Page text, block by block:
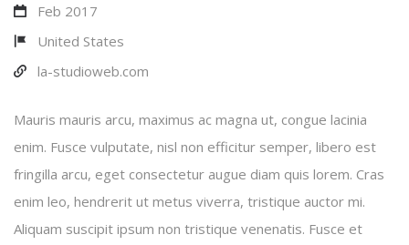
Feb 2017
United States
la-studioweb.com
Mauris mauris arcu, maximus ac magna ut, congue lacinia
enim. Fusce vulputate, nisl non efficitur semper, libero est
fringilla arcu, eget consectetur augue diam quis lorem. Cras
enim leo, hendrerit ut metus viverra, tristique auctor mi.
Aliquam suscipit ipsum non tristique venenatis. Fusce et